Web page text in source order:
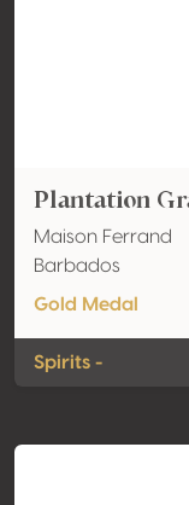
Plantation
Maison Ferrand
Barbados
Gold Medal
Spirits -